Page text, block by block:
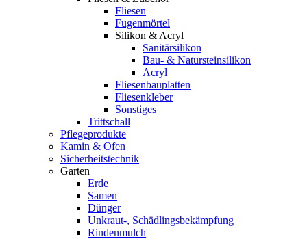
Fliesen
Fugenmörtel
Silikon & Acryl
Sanitärsilikon
Bau- & Natursteinsilikon
Acryl
Fliesenbauplatten
Fliesenkleber
Sonstiges
Trittschall
Pflegeprodukte
Kamin & Ofen
Sicherheitstechnik
Garten
Erde
Samen
Dünger
Unkraut-, Schädlingsbekämpfung
Rindenmulch